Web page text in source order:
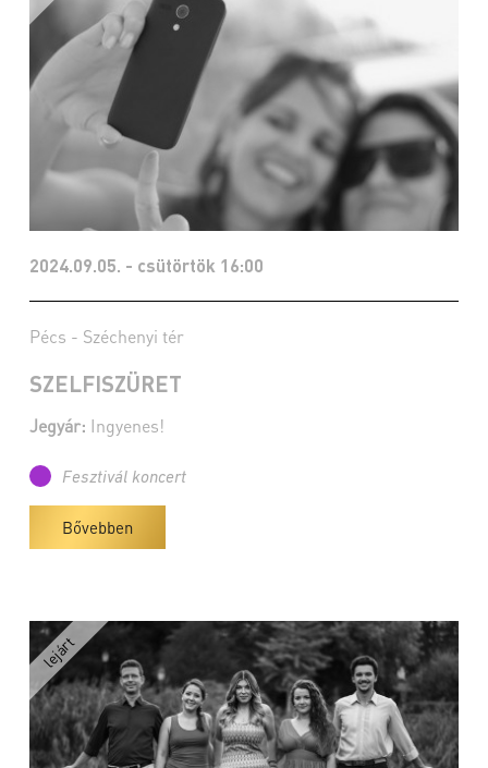
2024.09.05. - csütörtök 16:00
Pécs - Széchenyi tér
SZELFISZÜRET
Jegyár: Ingyenes!
Fesztivál koncert
Bővebben